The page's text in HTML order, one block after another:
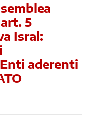
5
Isral:
aderenti